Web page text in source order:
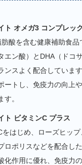
ト オメガ3 コンプレッ
酸を含む健康補助食品
エン酸）とDHA（ドコ
ンスよく配合していま
ートし、免疫力の向上
す。
ト ビタミンC プラス
をはじめ、ローズヒッ
ロポリスなどを配合し
化作用に優れ、免疫力